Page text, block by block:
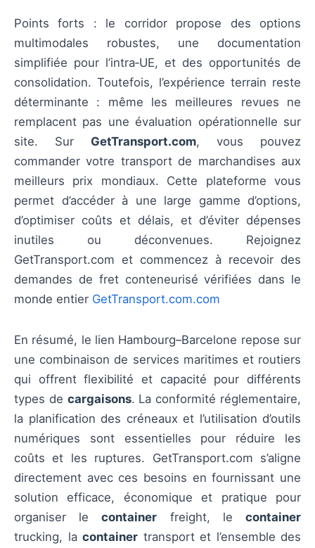
Points forts : le corridor propose des options
multimodales robustes, une documentation
simplifiée pour l’intra‑UE, et des opportunités de
consolidation. Toutefois, l’expérience terrain reste
déterminante : même les meilleures revues ne
remplacent pas une évaluation opérationnelle sur
site. Sur GetTransport.com, vous pouvez
commander votre transport de marchandises aux
meilleurs prix mondiaux. Cette plateforme vous
permet d’accéder à une large gamme d’options,
d’optimiser coûts et délais, et d’éviter dépenses
inutiles ou déconvenues. Rejoignez
GetTransport.com et commencez à recevoir des
demandes de fret conteneurisé vérifiées dans le
monde entier GetTransport.com.com
En résumé, le lien Hambourg–Barcelone repose sur
une combinaison de services maritimes et routiers
qui offrent flexibilité et capacité pour différents
types de cargaisons. La conformité réglementaire,
la planification des créneaux et l’utilisation d’outils
numériques sont essentielles pour réduire les
coûts et les ruptures. GetTransport.com s’aligne
directement avec ces besoins en fournissant une
solution efficace, économique et pratique pour
organiser lecontainer freight, lecontainer
trucking, la container transport et l’ensemble des